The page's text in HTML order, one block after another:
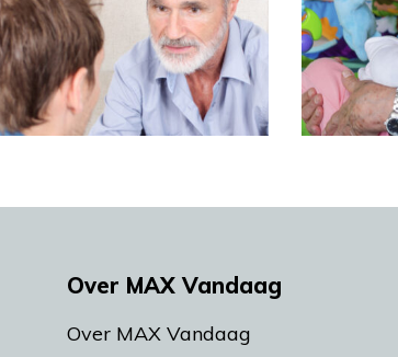
Over MAX Vandaag
Over MAX Vandaag